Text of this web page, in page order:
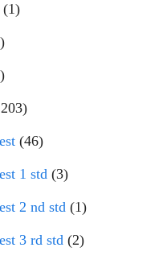
(1)
(46)
1 std (3)
2 nd std (1)
3 rd std (2)